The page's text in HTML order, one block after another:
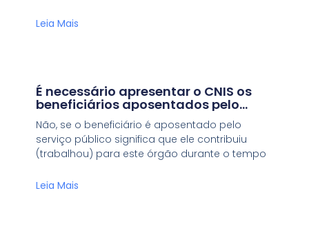
Leia Mais
É necessário apresentar o CNIS os
beneficiários aposentados pelo
serviço público?
Não, se o beneficiário é aposentado pelo
serviço público significa que ele contribuiu
(trabalhou) para este órgão durante o tempo
Leia Mais